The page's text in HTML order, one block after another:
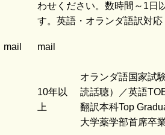
わせください。数時間～1日
す。英語・オランダ語訳対応
mail mail
10年以
上
オランダ語国家試
読話聴）／英語
翻訳本科Top
大学薬学部首席卒